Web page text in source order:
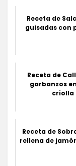
Receta de
guisadas con
Receta de
garbanzos
criolla
Receta de
rellena de